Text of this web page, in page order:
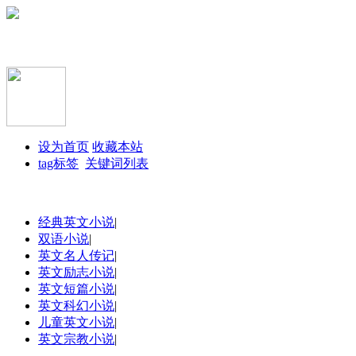
设为首页 收藏本站
tag标签 关键词列表
经典英文小说|
双语小说|
英文名人传记|
英文励志小说|
英文短篇小说|
英文科幻小说|
儿童英文小说|
英文宗教小说|